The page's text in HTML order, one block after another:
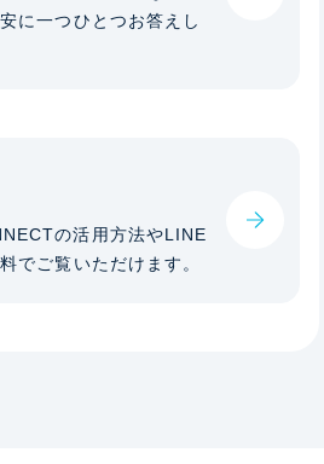
に一つひとつお答えし
の活用方法やLINE
でご覧いただけます。